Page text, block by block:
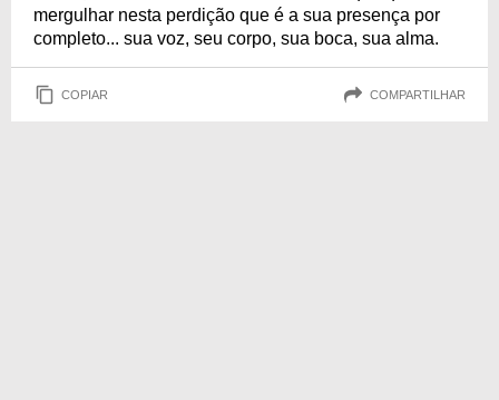
mergulhar nesta perdição que é a sua presença por
completo... sua voz, seu corpo, sua boca, sua alma.
COPIAR COMPARTILHAR